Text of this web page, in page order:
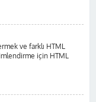
ve farklı HTML
için HTML